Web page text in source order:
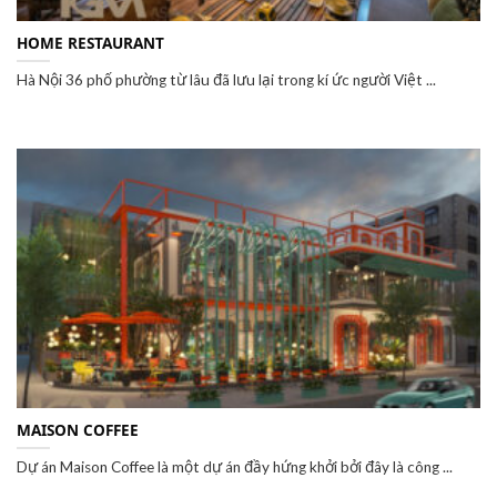
HOME RESTAURANT
Hà Nội 36 phố phường từ lâu đã lưu lại trong kí ức người Việt ...
MAISON COFFEE
Dự án Maison Coffee là một dự án đầy hứng khởi bởi đây là công ...